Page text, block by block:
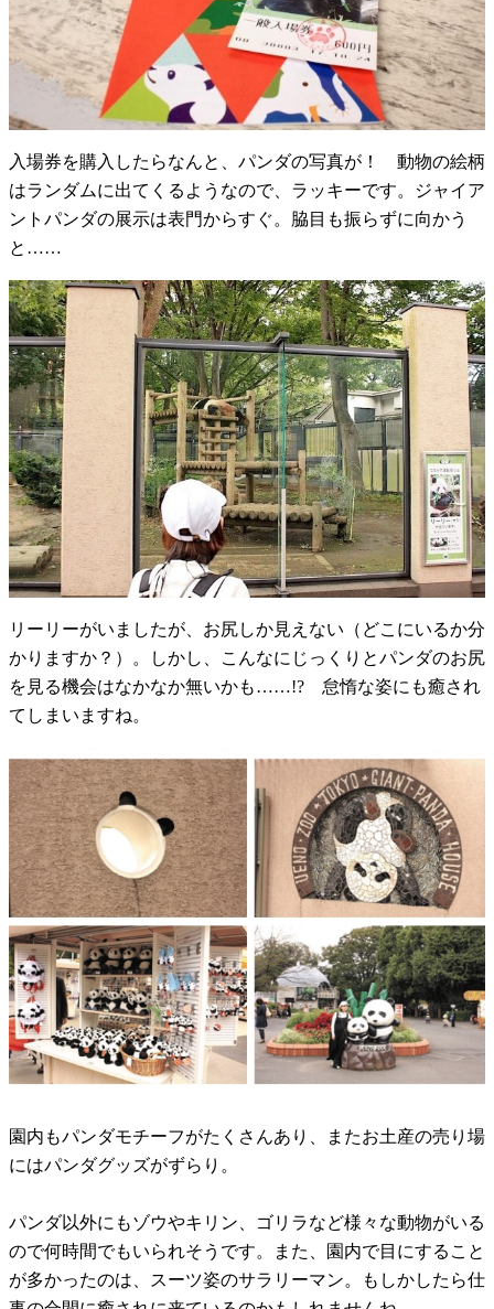
入場券を購入したらなんと、パンダの写真が！ 動物の絵柄
はランダムに出てくるようなので、ラッキーです。ジャイア
ントパンダの展示は表門からすぐ。脇目も振らずに向かう
と……
リーリーがいましたが、お尻しか見えない（どこにいるか分
かりますか？）。しかし、こんなにじっくりとパンダのお尻
を見る機会はなかなか無いかも……!? 怠惰な姿にも癒され
てしまいますね。
園内もパンダモチーフがたくさんあり、またお土産の売り場
にはパンダグッズがずらり。
パンダ以外にもゾウやキリン、ゴリラなど様々な動物がいる
ので何時間でもいられそうです。また、園内で目にすること
が多かったのは、スーツ姿のサラリーマン。もしかしたら仕